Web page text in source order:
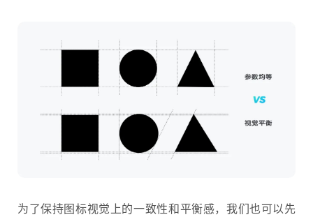
为了保持图标视觉上的一致性和平衡感，我们也可以先